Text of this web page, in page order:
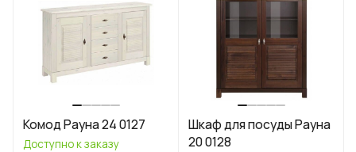
Комод Рауна 24 0127
Доступно к заказу
Шкаф для посуды Рауна
20 0128